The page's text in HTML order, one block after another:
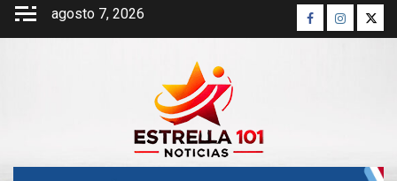
Saltar
agosto 7, 2026 Facebook
Instagram